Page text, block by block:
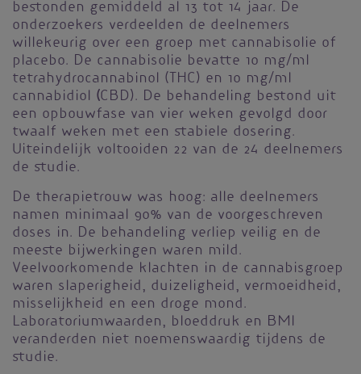
bestonden gemiddeld al 13 tot 14 jaar. De
onderzoekers verdeelden de deelnemers
willekeurig over een groep met cannabisolie of
placebo. De cannabisolie bevatte 10 mg/ml
tetrahydrocannabinol (THC) en 10 mg/ml
cannabidiol
(CBD). De behandeling bestond uit
een opbouwfase van vier weken gevolgd door
twaalf weken met een stabiele dosering.
Uiteindelijk voltooiden 22 van de 24 deelnemers
de studie.
De therapietrouw was hoog: alle deelnemers
namen minimaal 90% van de voorgeschreven
doses in. De behandeling verliep veilig en de
meeste bijwerkingen waren mild.
Veelvoorkomende klachten in de cannabisgroep
waren slaperigheid, duizeligheid, vermoeidheid,
misselijkheid en een droge mond.
Laboratoriumwaarden, bloeddruk en BMI
veranderden niet noemenswaardig tijdens de
studie.